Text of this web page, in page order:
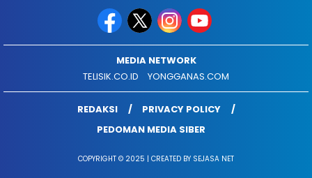
MEDIA NETWORK
TELISIK.CO.ID
YONGGANAS.COM
REDAKSI
PRIVACY POLICY
PEDOMAN MEDIA SIBER
COPYRIGHT © 2025 | CREATED BY SEJASA NET